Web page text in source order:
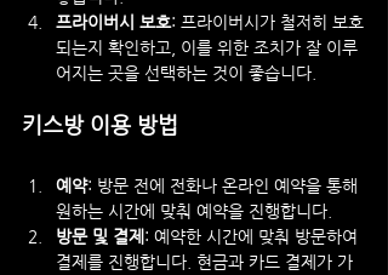
프라이버시 보호: 프라이버시가 철저히 보호
되는지 확인하고, 이를 위한 조치가 잘 이루
어지는 곳을 선택하는 것이 좋습니다.
키스방 이용 방법
예약: 방문 전에 전화나 온라인 예약을 통해
원하는 시간에 맞춰 예약을 진행합니다.
방문 및 결제 : 예약한 시간에 맞춰 방문하여
결제를 진행합니다. 현금과 카드 결제가 가